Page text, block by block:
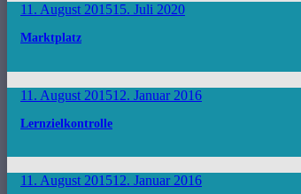
11. August 201515. Juli 2020
Marktplatz
11. August 201512. Januar 2016
Lernzielkontrolle
11. August 201512. Januar 2016